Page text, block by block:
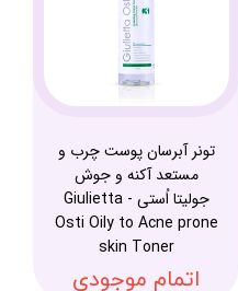
تونر آبرسان پوست چرب و
مستعد آکنه و جوش
جولیتا اُستی - Giulietta
Osti Oily to Acne prone
skin Toner
اتمام موجودی